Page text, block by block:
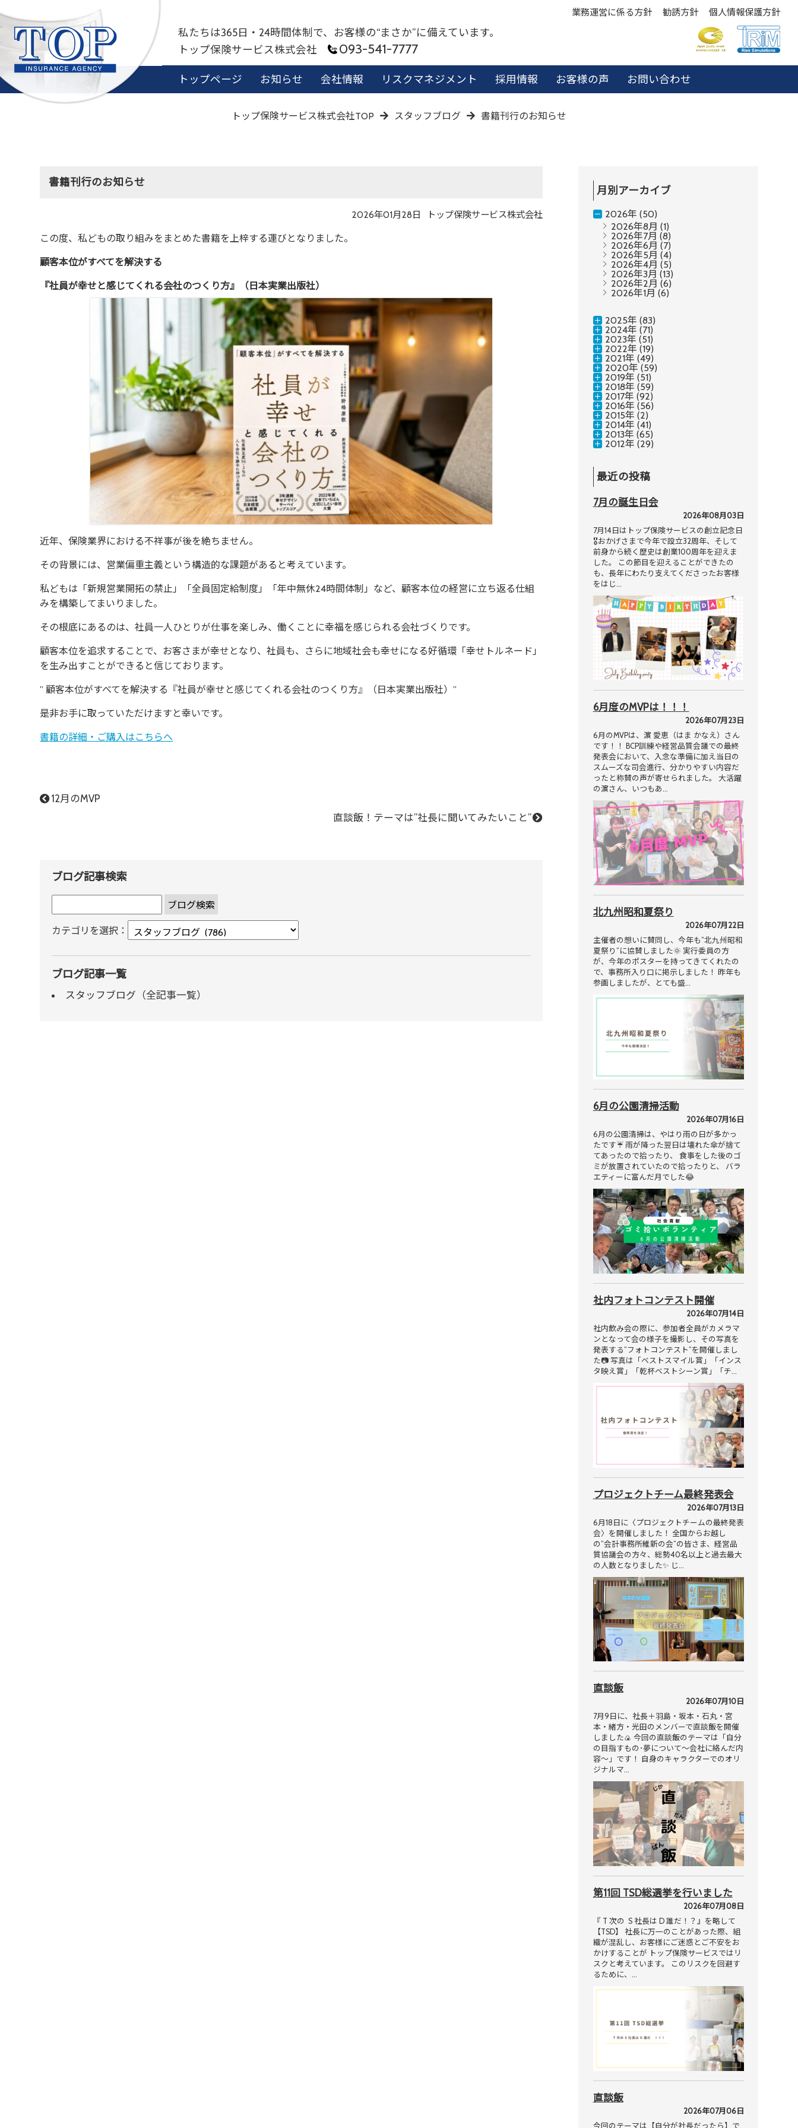
業務運営に係る方針 勧誘方針 個人情報保護方針
私たちは365日・24時間体制で、お客様の“まさか”に備えています。
トップ保険サービス株式会社
093-541-7777
トップページ お知らせ 会社情報 リスクマネジメント 採用情報 お客様の声 お問い合わせ
トップ保険サービス株式会社TOP スタッフブログ 書籍刊行のお知らせ
書籍刊行のお知らせ
投
2026年01月28日 投
トップ保険サービス株式会社
この度、私どもの取り組みをまとめた書籍を上梓する運びとなりました。
顧客本位がすべてを解決する
『社員が幸せと感じてくれる会社のつくり方』（日本実業出版社）
近年、保険業界における不祥事が後を絶ちません。
その背景には、営業偏重主義という構造的な課題があると考えています。
私どもは「新規営業開拓の禁止」「全員固定給制度」「年中無休24時間体制」など、顧客本位の経営に立ち返る仕組
みを構築してまいりました。
その根底にあるのは、社員一人ひとりが仕事を楽しみ、働くことに幸福を感じられる会社づくりです。
顧客本位を追求することで、お客さまが幸せとなり、社員も、さらに地域社会も幸せになる好循環「幸せトルネード」
を生み出すことができると信じております。
” 顧客本位がすべてを解決する『社員が幸せと感じてくれる会社のつくり方』（日本実業出版社）”
是非お手に取っていただけますと幸いです。
書籍の詳細・ご購入はこちらへ
12月のMVP
直談飯！テーマは”社長に聞いてみたいこと”
ブログ記事検索
カテゴリを選択：
ブログ記事一覧
スタッフブログ（全記事一覧）
月別アーカイブ
2026年 (50)
2026年8月 (1)
2026年7月 (8)
2026年6月 (7)
2026年5月 (4)
2026年4月 (5)
2026年3月 (13)
2026年2月 (6)
2026年1月 (6)
2025年 (83)
2024年 (71)
2023年 (51)
2022年 (19)
2021年 (49)
2020年 (59)
2019年 (51)
2018年 (59)
2017年 (92)
2016年 (56)
2015年 (2)
2014年 (41)
2013年 (65)
2012年 (29)
最近の投稿
7月の誕生日会
2026年08月03日
7月14日はトップ保険サービスの創立記念日
🎖おかげさまで今年で設立32周年、そして
前身から続く歴史は創業100周年を迎えま
した。 この節目を迎えることができたの
も、長年にわたり支えてくださったお客様
をはじ…
6月度のMVPは！！！
2026年07月23日
6月のMVPは、濵 愛恵（はま かなえ）さん
です！！ BCP訓練や経営品質会議での最終
発表会において、入念な準備に加え当日の
スムーズな司会進行、分かりやすい内容だ
ったと称賛の声が寄せられました。 大活躍
の濵さん、いつもあ…
北九州昭和夏祭り
2026年07月22日
主催者の想いに賛同し、今年も”北九州昭和
夏祭り”に協賛しました🌞 実行委員の方
が、今年のポスターを持ってきてくれたの
で、事務所入り口に掲示しました！ 昨年も
参画しましたが、とても盛…
6月の公園清掃活動
2026年07月16日
6月の公園清掃は、やはり雨の日が多かっ
たです☔ 雨が降った翌日は壊れた傘が捨て
てあったので拾ったり、 食事をした後のゴ
ミが放置されていたので拾ったりと、 バラ
エティーに富んだ月でした😂
社内フォトコンテスト開催
2026年07月14日
社内飲み会の際に、参加者全員がカメラマ
ンとなって会の様子を撮影し、その写真を
発表する”フォトコンテスト”を開催しまし
た📷 写真は「ベストスマイル賞」「インス
タ映え賞」「乾杯ベストシーン賞」「チ…
プロジェクトチーム最終発表会
2026年07月13日
6月18日に〈プロジェクトチームの最終発表
会〉を開催しました！ 全国からお越し
の”会計事務所維新の会”の皆さま、経営品
質協議会の方々、総勢40名以上と過去最大
の人数となりました✨ じ…
直談飯
2026年07月10日
7月9日に、社長＋羽島・坂本・石丸・宮
本・緒方・光田のメンバーで直談飯を開催
しました🍙 今回の直談飯のテーマは「自分
の目指すもの･夢について～会社に絡んだ内
容～」です！ 自身のキャラクターでのオリ
ジナルマ…
第11回 TSD総選挙を行いました
2026年07月08日
『 T 次の S 社長は D 誰だ！？』を略して
【TSD】 社長に万一のことがあった際、組
織が混乱し、お客様にご迷惑とご不安をお
かけすることが トップ保険サービスではリ
スクと考えています。 このリスクを回避す
るために、…
直談飯
2026年07月06日
今回のテーマは【自分が社長だったら】で